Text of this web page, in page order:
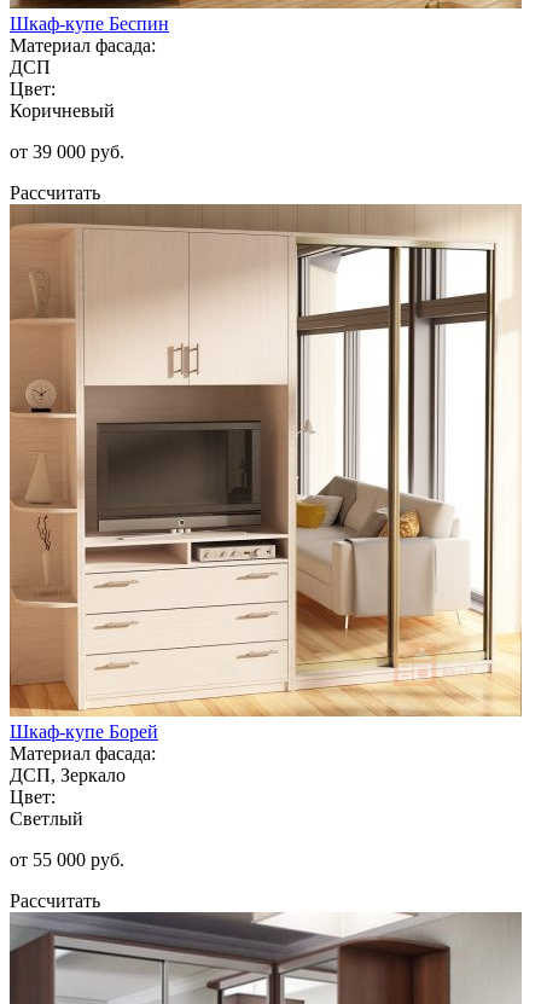
Шкаф-купе Беспин
Материал фасада:
ДСП
Цвет:
Коричневый
от 39 000 руб.
Рассчитать
Шкаф-купе Борей
Материал фасада:
ДСП, Зеркало
Цвет:
Светлый
от 55 000 руб.
Рассчитать